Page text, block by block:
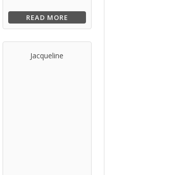
READ MORE
Jacqueline